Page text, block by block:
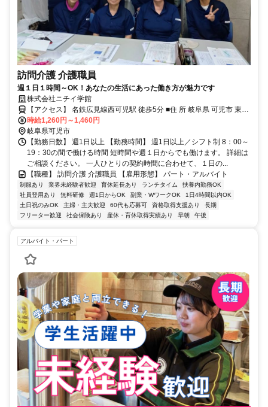
訪問介護 介護職員
週１日１時間～OK！あなたの生活にあった働き方が魅力です
株式会社ニチイ学館
【アクセス】 名鉄広見線西可児駅 徒歩5分 ■住 所 岐阜県 可児市 東帷
時給1,260円～1,460円
岐阜県可児市
【勤務日数】 週1日以上 【勤務時間】 週1日以上／シフト制 8：00～
19：30の間で働ける時間 短時間や週１日からでも働けます。 詳細は
ご相談ください。 一人ひとりの契約時間に合わせて、１日の...
【職種】 訪問介護 介護職員 【雇用形態】 パート・アルバイト
制服あり 業界未経験者歓迎 育休延長あり ランチタイム
扶養内勤務OK
社員登用あり
無料研修 週1日からOK 副業・WワークOK
1日4時間以内OK
土日祝のみOK
主婦・主夫歓迎 60代も応募可 資格取得支援あり
長期
フリーター歓迎
社会保険あり 産休・育休取得実績あり 早朝 午後
アルバイト・パート